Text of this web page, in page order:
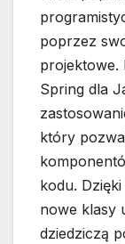
poprzez
projektowe.
Spring dla
który
kodu.
nowe klasy
dziedziczą